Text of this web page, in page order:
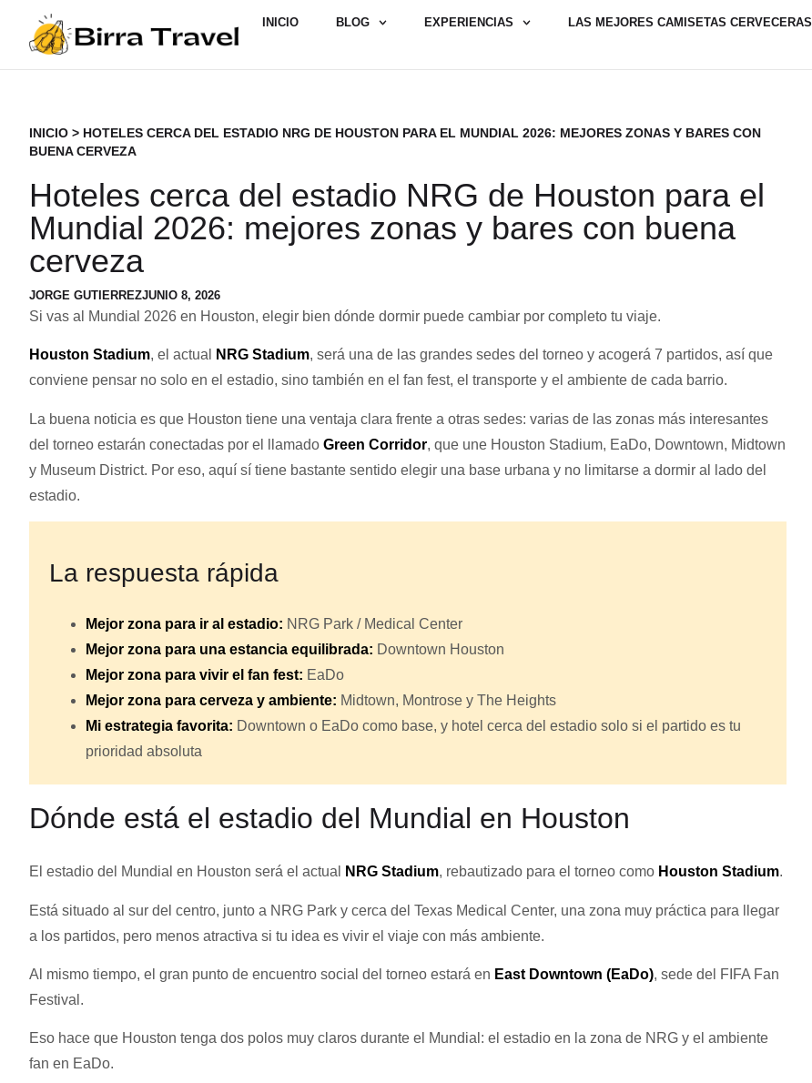
INICIO BLOG EXPERIENCIAS LAS MEJORES CAMISETAS CERVECERAS
INICIO > HOTELES CERCA DEL ESTADIO NRG DE HOUSTON PARA EL MUNDIAL 2026: MEJORES ZONAS Y BARES CON
BUENA CERVEZA
Hoteles cerca del estadio NRG de Houston para el
Mundial 2026: mejores zonas y bares con buena
cerveza
JORGE GUTIERREZJUNIO 8, 2026
Si vas al Mundial 2026 en Houston, elegir bien dónde dormir puede cambiar por completo tu viaje.
Houston Stadium, el actual NRG Stadium, será una de las grandes sedes del torneo y acogerá 7 partidos, así que
conviene pensar no solo en el estadio, sino también en el fan fest, el transporte y el ambiente de cada barrio.
La buena noticia es que Houston tiene una ventaja clara frente a otras sedes: varias de las zonas más interesantes
del torneo estarán conectadas por el llamado Green Corridor, que une Houston Stadium, EaDo, Downtown, Midtown
y Museum District. Por eso, aquí sí tiene bastante sentido elegir una base urbana y no limitarse a dormir al lado del
estadio.
La respuesta rápida
Mejor zona para ir al estadio: NRG Park / Medical Center
Mejor zona para una estancia equilibrada: Downtown Houston
Mejor zona para vivir el fan fest: EaDo
Mejor zona para cerveza y ambiente: Midtown, Montrose y The Heights
Mi estrategia favorita: Downtown o EaDo como base, y hotel cerca del estadio solo si el partido es tu
prioridad absoluta
Dónde está el estadio del Mundial en Houston
El estadio del Mundial en Houston será el actual NRG Stadium, rebautizado para el torneo como Houston Stadium.
Está situado al sur del centro, junto a NRG Park y cerca del Texas Medical Center, una zona muy práctica para llegar
a los partidos, pero menos atractiva si tu idea es vivir el viaje con más ambiente.
Al mismo tiempo, el gran punto de encuentro social del torneo estará en East Downtown (EaDo), sede del FIFA Fan
Festival.
Eso hace que Houston tenga dos polos muy claros durante el Mundial: el estadio en la zona de NRG y el ambiente
fan en EaDo.